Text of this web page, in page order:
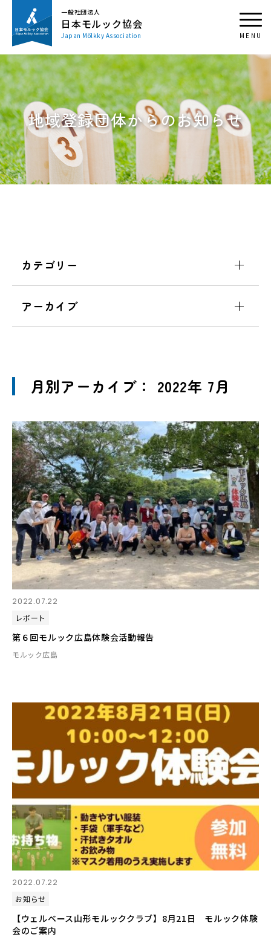
一般社団法人
日本モルック協会
Japan Mölkky Association
地域登録団体からのお知らせ
月別アーカイブ： 2022年 7月
2022.07.22
レポート
第６回モルック広島体験会活動報告
モルック広島
2022.07.22
お知らせ
【ウェルベース山形モルッククラブ】8月21日 モルック体験
会のご案内
カテゴリー
アーカイブ